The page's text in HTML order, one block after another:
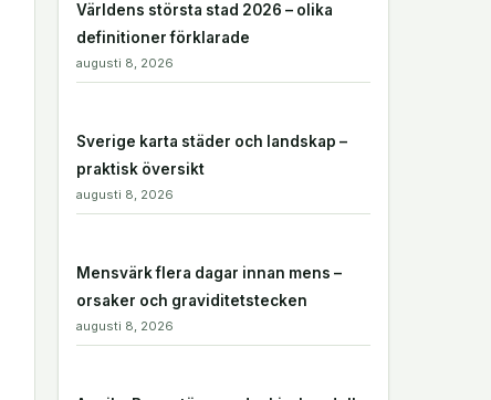
Världens största stad 2026 – olika
definitioner förklarade
augusti 8, 2026
Sverige karta städer och landskap –
praktisk översikt
augusti 8, 2026
Mensvärk flera dagar innan mens –
orsaker och graviditetstecken
augusti 8, 2026